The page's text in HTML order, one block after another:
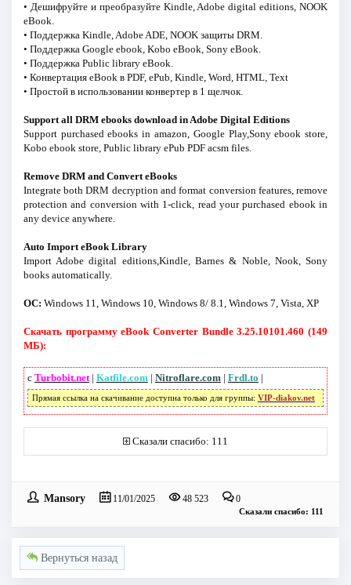
• Дешифруйте и преобразуйте Kindle, Adobe digital editions, NOOK
eBook.
• Поддержка Kindle, Adobe ADE, NOOK защиты DRM.
• Поддержка Google ebook, Kobo eBook, Sony eBook.
• Поддержка Public library eBook.
• Конвертация eBook в PDF, ePub, Kindle, Word, HTML, Text
• Простой в использовании конвертер в 1 щелчок.
Support all DRM ebooks download in Adobe Digital Editions
Support purchased ebooks in amazon, Google Play,Sony ebook store,
Kobo ebook store, Public library ePub PDF acsm files.
Remove DRM and Convert eBooks
Integrate both DRM decryption and format conversion features, remove
protection and conversion with 1-click, read your purchased ebook in
any device anywhere.
Auto Import eBook Library
Import Adobe digital editions,Kindle, Barnes & Noble, Nook, Sony
books automatically.
ОС: Windows 11, Windows 10, Windows 8/ 8.1, Windows 7, Vista, XP
Скачать программу eBook Converter Bundle 3.25.10101.460 (149
МБ):
с Turbobit.net| Katfile.com| Nitroflare.com| Frdl.to |
Прямая ссылка на скачивание доступна только для группы: VIP-diakov.net
Сказали спасибо: 111
Mansory 11/01/2025 48 523 0
Сказали спасибо: 111
Вернуться назад